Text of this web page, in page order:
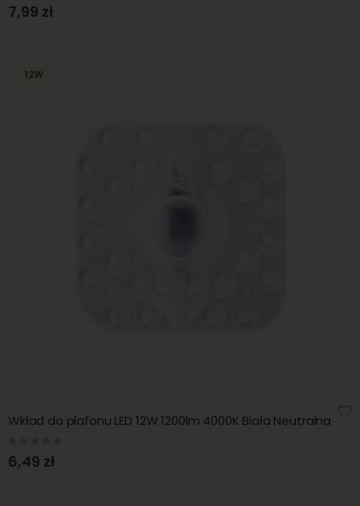
7,99 zł
12W
Wkład do plafonu LED 12W 1200lm 4000K Biała Neutralna
6,49 zł